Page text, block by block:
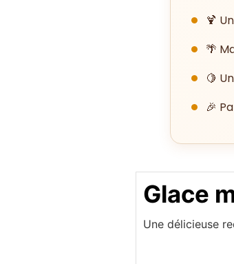
🍹
🌴
🍋
🎉
Glace
Une délicieuse